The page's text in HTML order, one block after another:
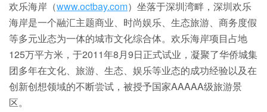
欢乐海岸（www.octbay.com）坐落于深圳湾畔，深圳欢乐
海岸是一个融汇主题商业、时尚娱乐、生态旅游、商务度假
等多元业态为一体的城市文化综合体。欢乐海岸项目占地
125万平方米，于2011年8月9日正式试业，凝聚了华侨城集
团多年在文化、旅游、生态、娱乐等业态的成功经验以及在
创新创想领域的不断尝试，被授予国家AAAAA级旅游景
区。